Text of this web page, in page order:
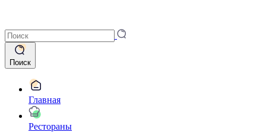
Поиск
Главная
Рестораны